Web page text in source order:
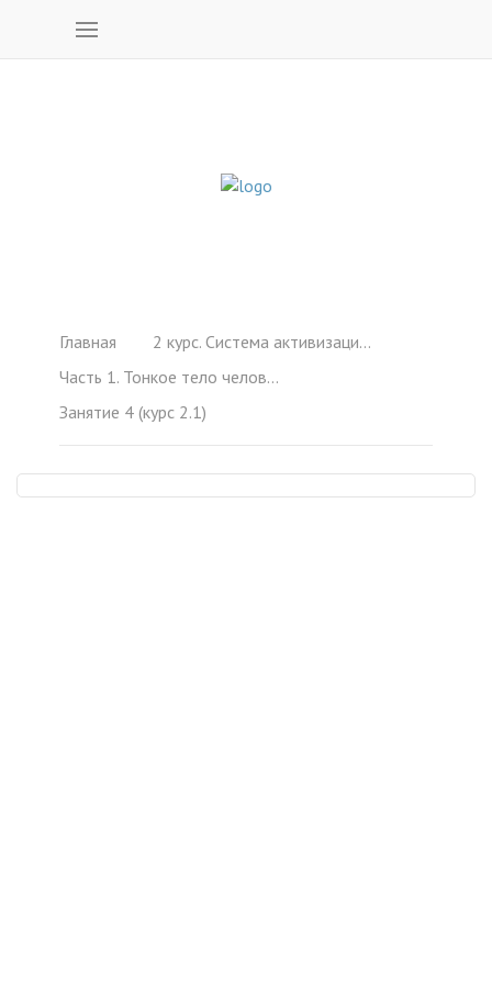
Главная
2 курс. Система активизации чакр (1-6)
Часть 1. Тонкое тело человека: чакры, каналы. Сила Кундалини. Энергетика и эндокринология. (1-6)
Занятие 4 (курс 2.1)